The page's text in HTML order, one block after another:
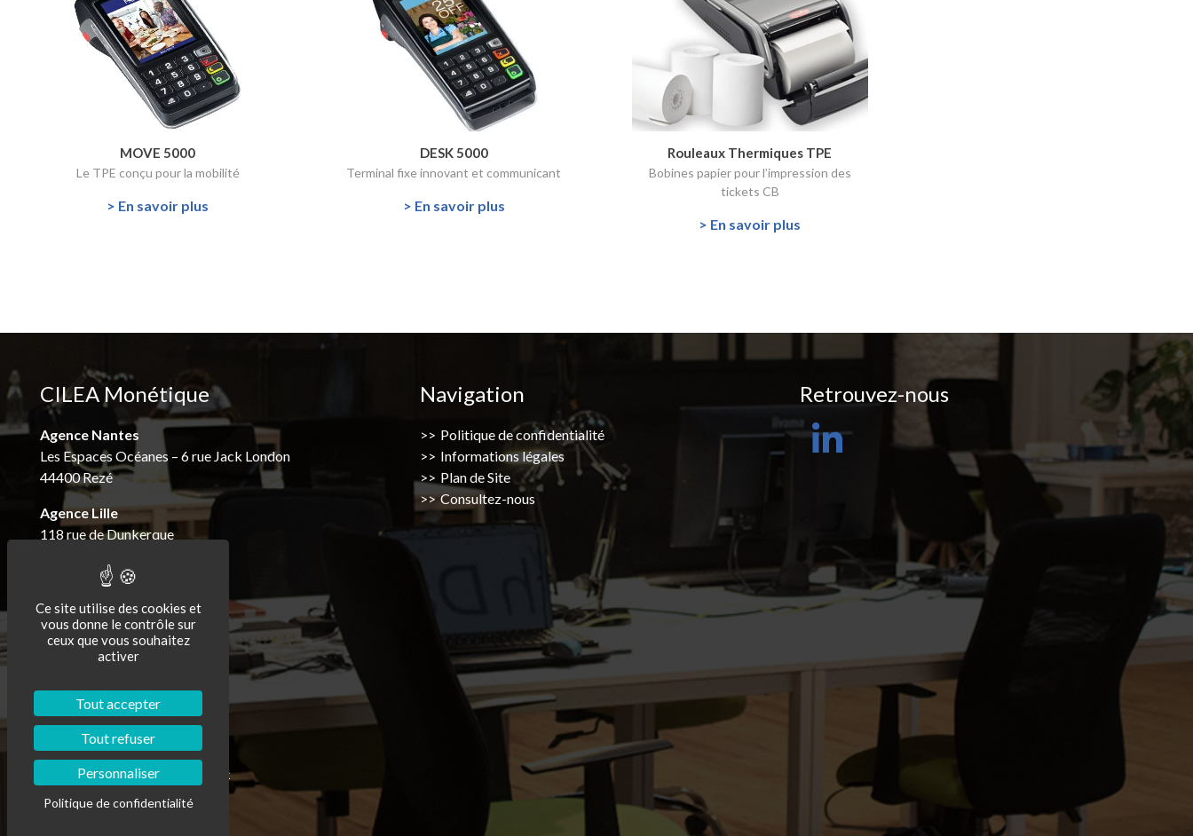
MOVE 5000
Le TPE conçu pour la mobilité
> En savoir plus
DESK 5000
Terminal fixe innovant et communicant
> En savoir plus
Rouleaux Thermiques TPE
Bobines papier pour l’impression des
tickets CB
> En savoir plus
CILEA Monétique
Agence Nantes
Les Espaces Océanes – 6 rue Jack London
44400 Rezé
Agence Lille
118 rue de Dunkerque
Agence Gap
8 rue des Performances
ZA la justice
Atelier N9
Tel : 04 92 52 68 03
contact@cilea-monetique.fr
Visiter le site du Groupe CILEA
Navigation
Politique de confidentialité
Informations légales
Plan de Site
Consultez-nous
Retrouvez-nous
LinkedIn
Ce site utilise des cookies et
vous donne le contrôle sur
ceux que vous souhaitez
activer
Tout accepter
Tout refuser
Personnaliser
Politique de confidentialité